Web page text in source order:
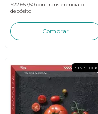
$22.657,50 con Transferencia o
depósito
SIN STOCK